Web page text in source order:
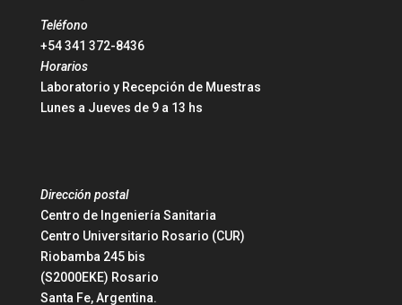
Teléfono
+54 341 372-8436
Horarios
Laboratorio y Recepción de Muestras
Lunes a Jueves de 9 a 13 hs
Dirección postal
Centro de Ingeniería Sanitaria
Centro Universitario Rosario (CUR)
Riobamba 245 bis
(S2000EKE) Rosario
Santa Fe, Argentina.